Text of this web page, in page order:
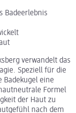
Badeerlebnis
verwandelt das
Speziell für die
Badekugel eine
Formel
der Haut zu
nach dem